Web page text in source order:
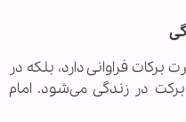
فراوانی دارد، بلکه در
در زندگی می‌شود. امام